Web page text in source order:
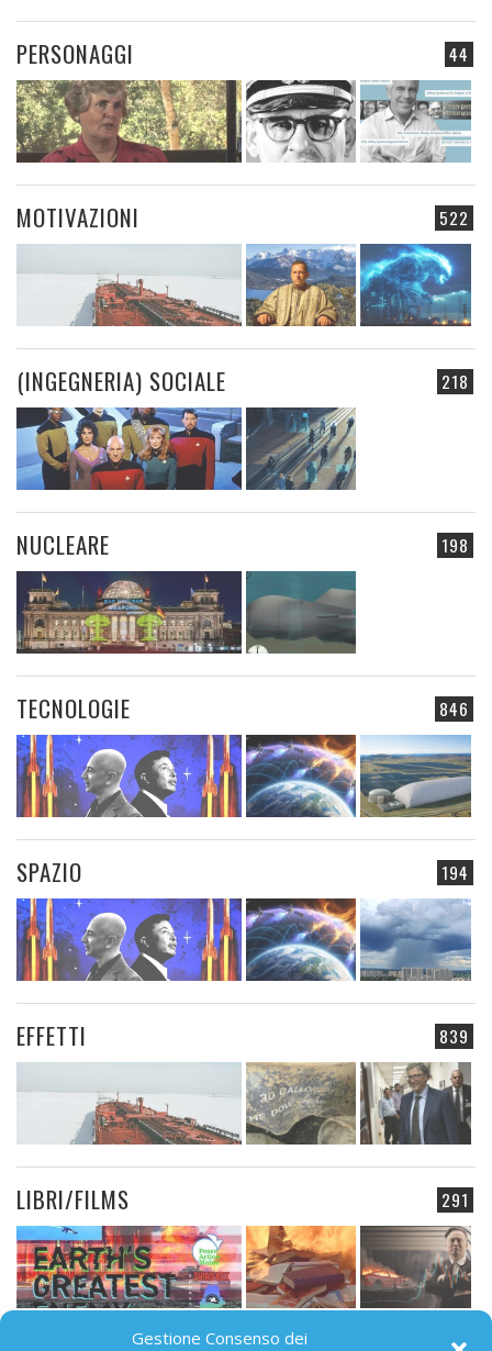
Gestione Consenso dei
44
PERSONAGGI
522
MOTIVAZIONI
218
(INGEGNERIA) SOCIALE
198
NUCLEARE
846
TECNOLOGIE
194
SPAZIO
839
EFFETTI
291
LIBRI/FILMS